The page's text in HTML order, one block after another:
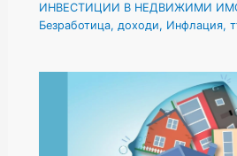
ИНВЕСТИЦИИ В НЕДВИЖИМИ
Безработица, доходи, Инфлация,